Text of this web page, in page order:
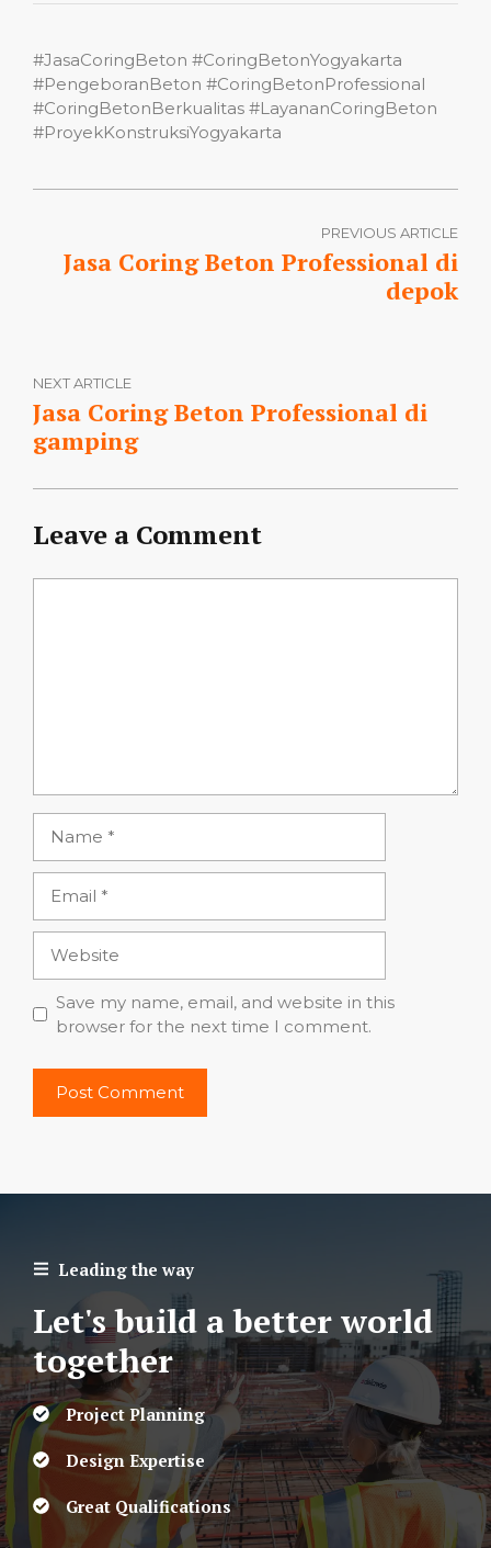
#JasaCoringBeton #CoringBetonYogyakarta
#PengeboranBeton #CoringBetonProfessional
#CoringBetonBerkualitas #LayananCoringBeton
#ProyekKonstruksiYogyakarta
PREVIOUS ARTICLE
Jasa Coring Beton Professional di
depok
NEXT ARTICLE
Jasa Coring Beton Professional di
gamping
Leave a Comment
Save my name, email, and website in this
browser for the next time I comment.
Leading the way
Let's build a better world
together
Project Planning
Design Expertise
Great Qualifications